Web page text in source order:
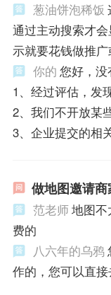
葱油饼泡稀饭
通过主动搜索才
示就要花钱做推
你的 您好，没
1、经过评估，发
2、我们不开放某
3、企业提交的相
做地图邀请
范老师地图不
费的
八六年的乌鸦
作的，您可以直接